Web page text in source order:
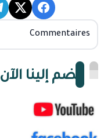
Commentaires
انضم إلينا الآن